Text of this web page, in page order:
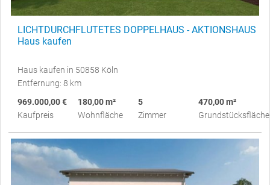
LICHTDURCHFLUTETES DOPPELHAUS - AKTIONSHAUS
Haus kaufen
Haus kaufen in 50858 Köln
Entfernung: 8 km
969.000,00 €
Kaufpreis
180,00 m²
Wohnfläche
5
Zimmer
470,00 m²
Grundstücksfläche